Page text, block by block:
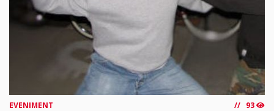
EVENIMENT 93